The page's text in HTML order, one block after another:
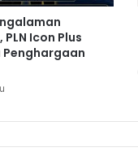
e
r
j
a
o
Icon Plus
Penghargaan